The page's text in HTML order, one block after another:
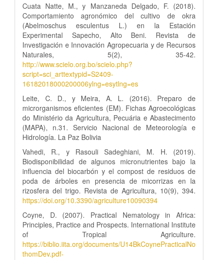
Cuata Natte, M., y Manzaneda Delgado, F. (2018).
Comportamiento agronómico del cultivo de okra
(Abelmoschus esculentus L.) en la Estación
Experimental Sapecho, Alto Beni. Revista de
Investigación e Innovación Agropecuaria y de Recursos
Naturales, 5(2), 35-42.
http://www.scielo.org.bo/scielo.php?
script=sci_arttextypid=S2409-
16182018000200006ylng=esytlng=es
Leite, C. D., y Meira, A. L. (2016). Preparo de
microrganismos eficientes (EM). Fichas Agroecológicas
do Ministério da Agricultura, Pecuária e Abastecimento
(MAPA), n.31. Servicio Nacional de Meteorología e
Hidrología. La Paz Bolivia
Vahedi, R., y Rasouli Sadeghiani, M. H. (2019).
Biodisponibilidad de algunos micronutrientes bajo la
influencia del biocarbón y el compost de residuos de
poda de árboles en presencia de micorrizas en la
rizosfera del trigo. Revista de Agricultura, 10(9), 394.
https://doi.org/10.3390/agriculture10090394
Coyne, D. (2007). Practical Nematology in Africa:
Principles, Practice and Prospects. International Institute
of Tropical Agriculture.
https://biblio.iita.org/documents/U14BkCoynePracticalNo
thomDev.pdf-